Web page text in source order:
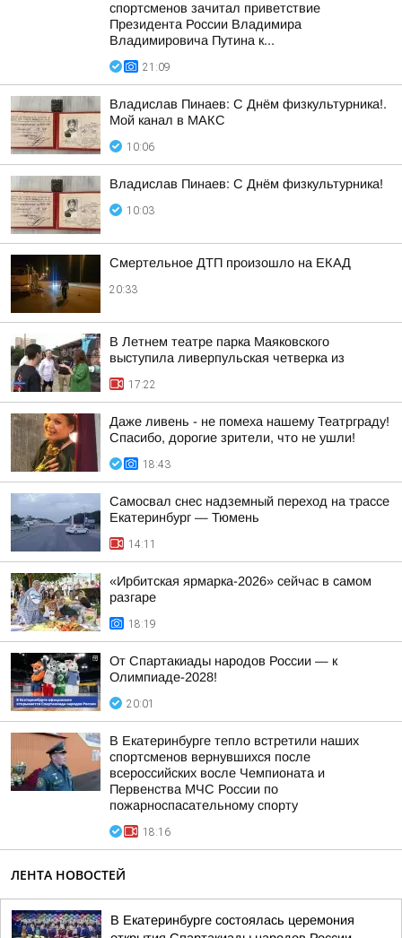
спортсменов зачитал приветствие
Президента России Владимира
Владимировича Путина к...
21:09
Владислав Пинаев: С Днём физкультурника!.
Мой канал в МАКС
10:06
Владислав Пинаев: С Днём физкультурника!
10:03
Смертельное ДТП произошло на ЕКАД
20:33
В Летнем театре парка Маяковского
выступила ливерпульская четверка из
17:22
Даже ливень - не помеха нашему Театрграду!
Спасибо, дорогие зрители, что не ушли!
18:43
Самосвал снес надземный переход на трассе
Екатеринбург — Тюмень
14:11
«Ирбитская ярмарка-2026» сейчас в самом
разгаре
18:19
От Спартакиады народов России — к
Олимпиаде-2028!
20:01
В Екатеринбурге тепло встретили наших
спортсменов вернувшихся после
всероссийских восле Чемпионата и
Первенства МЧС России по
пожарноспасательному спорту
18:16
ЛЕНТА НОВОСТЕЙ
В Екатеринбурге состоялась церемония